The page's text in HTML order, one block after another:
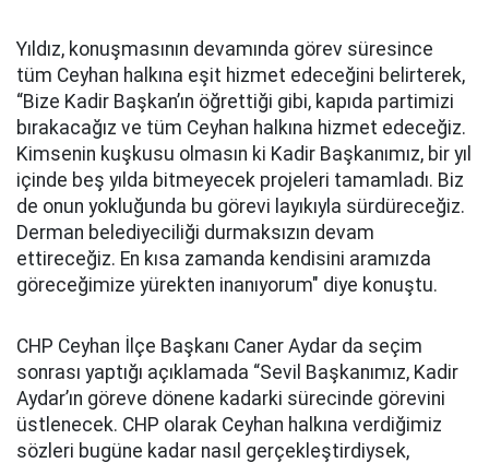
Yıldız, konuşmasının devamında görev süresince
tüm Ceyhan halkına eşit hizmet edeceğini belirterek,
“Bize Kadir Başkan’ın öğrettiği gibi, kapıda partimizi
bırakacağız ve tüm Ceyhan halkına hizmet edeceğiz.
Kimsenin kuşkusu olmasın ki Kadir Başkanımız, bir yıl
içinde beş yılda bitmeyecek projeleri tamamladı. Biz
de onun yokluğunda bu görevi layıkıyla sürdüreceğiz.
Derman belediyeciliği durmaksızın devam
ettireceğiz. En kısa zamanda kendisini aramızda
göreceğimize yürekten inanıyorum" diye konuştu.
CHP Ceyhan İlçe Başkanı Caner Aydar da seçim
sonrası yaptığı açıklamada “Sevil Başkanımız, Kadir
Aydar’ın göreve dönene kadarki sürecinde görevini
üstlenecek. CHP olarak Ceyhan halkına verdiğimiz
sözleri bugüne kadar nasıl gerçekleştirdiysek,